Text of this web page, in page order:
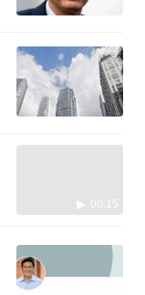
00:15